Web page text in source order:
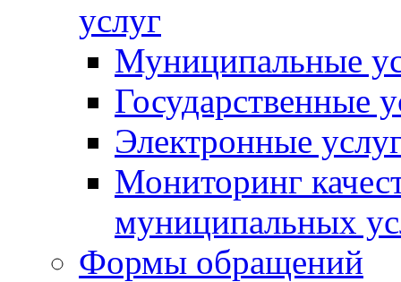
услуг
Муниципальные
Государственные
Электронные
Мониторинг
муниципальных
Формы обращений